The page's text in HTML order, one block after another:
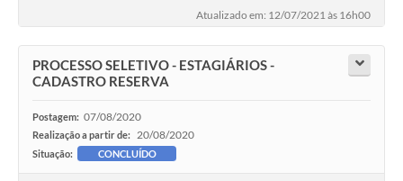
Atualizado em: 12/07/2021 às 16h00
PROCESSO SELETIVO - ESTAGIÁRIOS -
CADASTRO RESERVA
Postagem: 07/08/2020
Realização a partir de: 20/08/2020
Situação: CONCLUÍDO